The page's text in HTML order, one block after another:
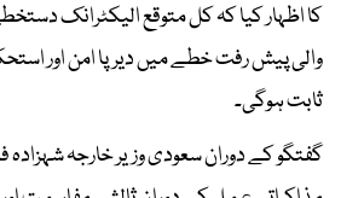
کا اظہار کیا کہ کل متوقع الیکٹرانک
والی پیش رفت خطے میں دیرپا امن اور
ثابت ہوگی۔
گفتگو کے دوران سعودی وزیر خارجہ